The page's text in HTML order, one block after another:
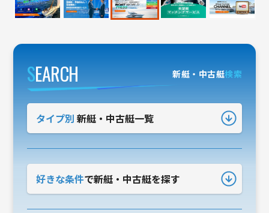
新艇・中古艇検索
SEARCH
タイプ別 新艇・中古艇一覧
好きな条件で新艇・中古艇を探す